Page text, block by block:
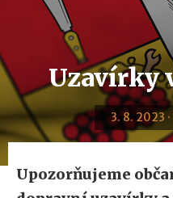
Uzavírky
3. 8. 2023
Upozorňujeme